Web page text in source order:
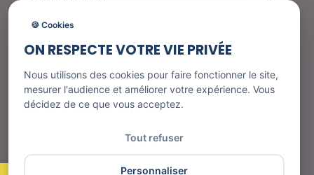
Besoin d'aide ?
Nos services
🍪 Cookies
ON RESPECTE VOTRE VIE PRIVÉE
Nous utilisons des cookies pour faire fonctionner le site,
mesurer l'audience et améliorer votre expérience. Vous
décidez de ce que vous acceptez.
Tout refuser
Personnaliser